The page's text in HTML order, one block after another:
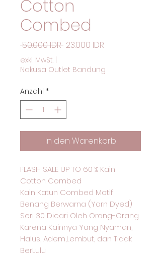
Cotton
Combed
50.000 IDR Standardpreis
23.000 IDR
exkl. MwSt.
Nakusa Outlet Bandung
Anzahl *
In den Warenkorb
FLASH SALE UP TO 60 % Kain
Cotton Combed
Kain Katun Combed Motif
Benang Berwarna (Yarn Dyed)
Seri 30 Dicari Oleh Orang-Orang
Karena Kainnya Yang Nyaman,
Halus, Adem,Lembut, dan Tidak
BerLulu